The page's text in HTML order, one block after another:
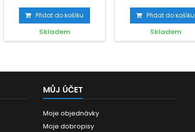
Přidat do košíku
Skladem
Přidat do košíku
Skladem
MŮJ ÚČET
Moje objednávky
Moje dobropisy